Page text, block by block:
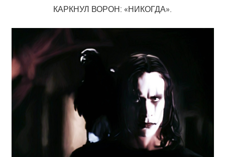
КАРКНУЛ ВОРОН: «НИКОГДА».